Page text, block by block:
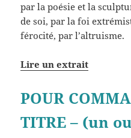
par la poésie et la
de soi, par la foi
férocité, par l’altruisme.
Lire un extrait
POUR
TITRE – (un